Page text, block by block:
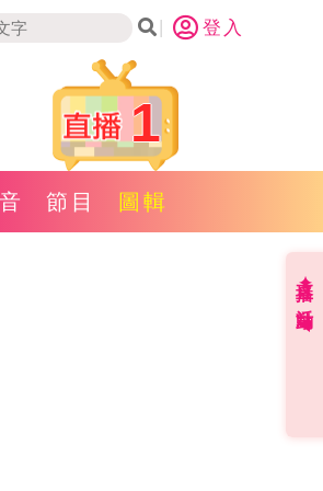
登入
1
節目 圖輯
直播✦活動